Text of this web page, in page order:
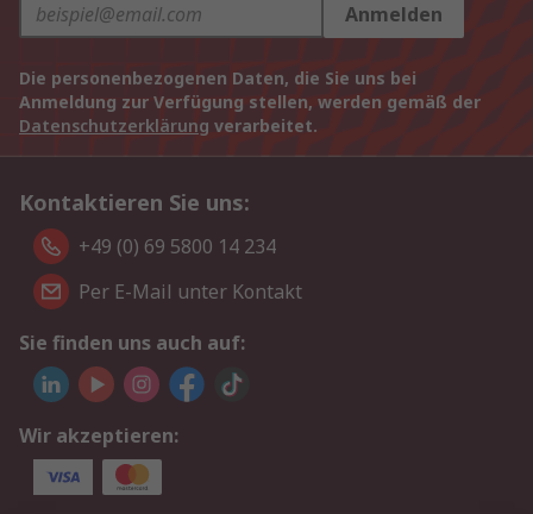
Anmelden
Die personenbezogenen Daten, die Sie uns bei
Anmeldung zur Verfügung stellen, werden gemäß der
Datenschutzerklärung verarbeitet.
Kontaktieren Sie uns:
+49 (0) 69 5800 14 234
Per E-Mail unter Kontakt
Sie finden uns auch auf:
Wir akzeptieren: